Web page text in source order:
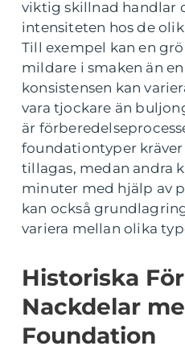
viktig skillnad handlar
intensiteten hos de
Till exempel kan en
mildare i smaken än
konsistensen kan
vara tjockare än
är
foundationtyper
tillagas, medan andra
minuter med hjälp av
kan också
variera mellan olika
Historiska
Nackdelar
Foundation